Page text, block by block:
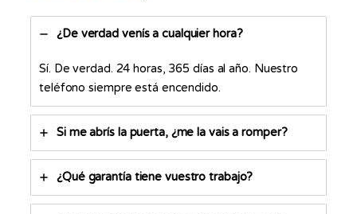
¿De verdad venís a cualquier hora?
Sí. De verdad. 24 horas, 365 días al año. Nuestro
teléfono siempre está encendido.
Si me abrís la puerta, ¿me la vais a romper?
¿Qué garantía tiene vuestro trabajo?